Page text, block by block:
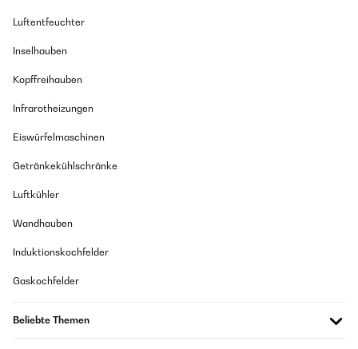
Luftentfeuchter
Inselhauben
Kopffreihauben
Infrarotheizungen
Eiswürfelmaschinen
Getränkekühlschränke
Luftkühler
Wandhauben
Induktionskochfelder
Gaskochfelder
Beliebte Themen